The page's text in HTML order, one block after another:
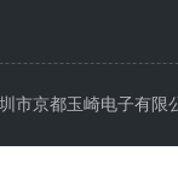
市京都玉崎电子有